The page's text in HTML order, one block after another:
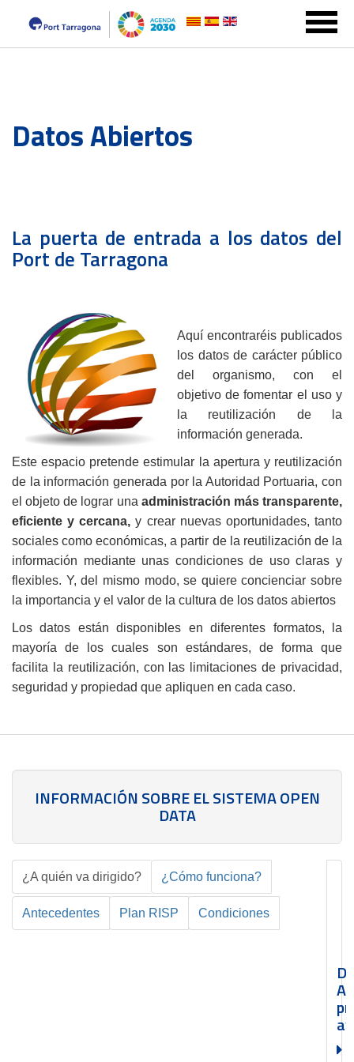
Datos Abiertos
La puerta de entrada a los datos del
Port de Tarragona
Aquí encontraréis publicados
los datos de carácter público
del organismo, con el
objetivo de fomentar el uso y
la reutilización de la
información generada.
Este espacio pretende estimular la apertura y reutilización
de la información generada por la Autoridad Portuaria, con
el objeto de lograr una administración más transparente,
eficiente y cercana, y crear nuevas oportunidades, tanto
sociales como económicas, a partir de la reutilización de la
información mediante unas condiciones de uso claras y
flexibles. Y, del mismo modo, se quiere concienciar sobre
la importancia y el valor de la cultura de los datos abiertos
Los datos están disponibles en diferentes formatos, la
mayoría de los cuales son estándares, de forma que
facilita la reutilización, con las limitaciones de privacidad,
seguridad y propiedad que apliquen en cada caso.
INFORMACIÓN SOBRE EL SISTEMA OPEN
DATA
¿A quién va dirigido? ¿Cómo funciona?
Antecedentes Plan RISP Condiciones